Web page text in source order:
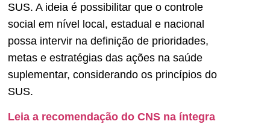
SUS. A ideia é possibilitar que o controle
social em nível local, estadual e nacional
possa intervir na definição de prioridades,
metas e estratégias das ações na saúde
suplementar, considerando os princípios do
SUS.
Leia a recomendação do CNS na íntegra